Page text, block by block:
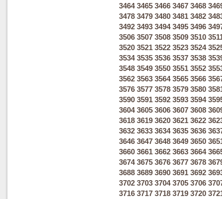
3464 3465 3466 3467 3468
3478 3479 3480 3481 3482
3492 3493 3494 3495 3496
3506 3507 3508 3509 3510
3520 3521 3522 3523 3524
3534 3535 3536 3537 3538
3548 3549 3550 3551 3552
3562 3563 3564 3565 3566
3576 3577 3578 3579 3580
3590 3591 3592 3593 3594
3604 3605 3606 3607 3608
3618 3619 3620 3621 3622
3632 3633 3634 3635 3636
3646 3647 3648 3649 3650
3660 3661 3662 3663 3664
3674 3675 3676 3677 3678
3688 3689 3690 3691 3692
3702 3703 3704 3705 3706
3716 3717 3718 3719 3720